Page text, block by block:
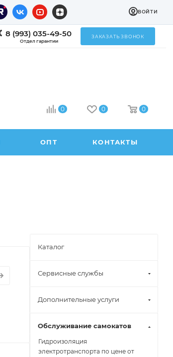
ВОЙТИ
8 (993) 035-49-50
Отдел гарантии
ЗАКАЗАТЬ ЗВОНОК
0 0 0
ОПТ КОНТАКТЫ
Каталог
Сервисные службы
Дополнительные услуги
Обслуживание самокатов
Гидроизоляция
электротранспорта по цене от